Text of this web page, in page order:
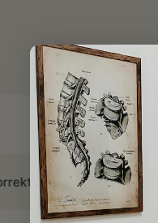
Über 100.000 Kunden